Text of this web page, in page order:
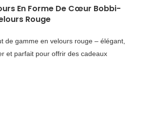
En Forme De Cœur Bobbi-
Rouge
de gamme en velours rouge – élégant,
et parfait pour offrir des cadeaux